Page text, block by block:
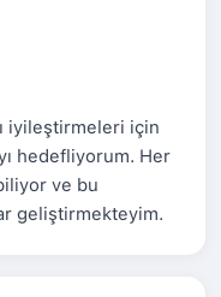
iyileştirmeleri için
hedefliyorum. Her
ve bu
geliştirmekteyim.